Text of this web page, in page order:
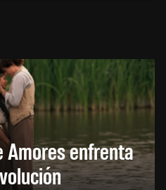
Amores enfrenta